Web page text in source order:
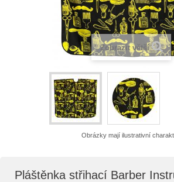
Zobrazit větší
Obrázky mají ilustrativní
Pláštěnka střihací Barber